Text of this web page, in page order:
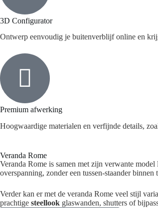
3D Configurator
Ontwerp eenvoudig je buitenverblijf online en
Premium afwerking
Hoogwaardige materialen en verfijnde details,
Veranda Rome
Veranda Rome is samen met zijn verwante
overspanning, zonder een tussen-staander binnen
Verder kan er met de veranda Rome veel stijl
prachtige steellook glaswanden, shutters of